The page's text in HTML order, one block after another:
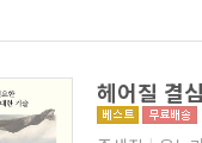
헤어질 결